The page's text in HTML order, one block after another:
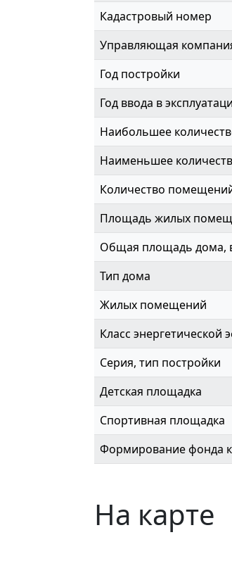
Кадастровый номер
Управляющая
Год постройки
Год ввода в
Наибольшее
Наименьшее
Количество
Площадь жилых
Общая площадь дома,
Тип дома
Жилых помещений
Класс энергетической
Серия, тип постройки
Детская площадка
Спортивная площадка
Формирование фонда
На карте